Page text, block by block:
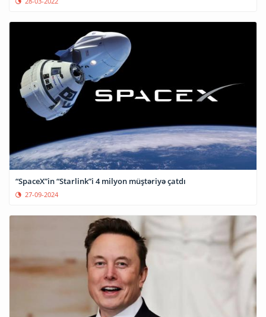
“SpaceX”in “Starlink”i 4 milyon müştəriyə çatdı
27-09-2024